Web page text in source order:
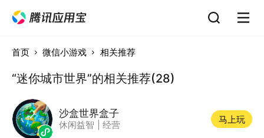
首页 微信小游戏 相关推荐
“迷你城市世界”的相关推荐(28)
沙盒世界盒子
休闲益智 经营
马上玩